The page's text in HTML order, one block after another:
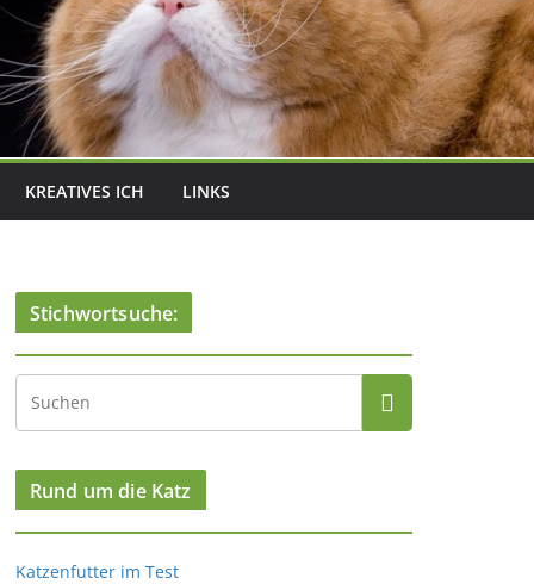
KREATIVES ICH LINKS
Stichwortsuche:
Rund um die Katz
Katzenfutter im Test